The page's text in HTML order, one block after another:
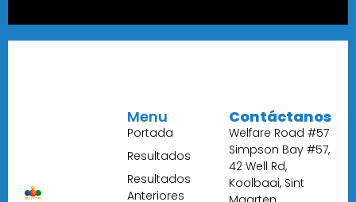
Menu
Portada
Resultados
Resultados
Anteriores
Contáctanos
Welfare Road #57
Simpson Bay #57,
42 Well Rd,
Koolbaai, Sint